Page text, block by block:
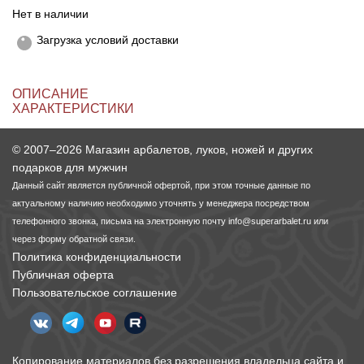
Нет в наличии
Загрузка условий доставки
ОПИСАНИЕ
ХАРАКТЕРИСТИКИ
© 2007–2026 Магазин арбалетов, луков, ножей и других
подарков для мужчин
Данный сайт является публичной офертой, при этом точные данные по
актуальному наличию необходимо уточнять у менеджера посредством
телефонного звонка, письма на электронную почту info@superarbalet.ru или
через форму обратной связи.
Политика конфиденциальности
Публичная оферта
Пользовательское соглашение
Копирование материалов без разрешения владельца сайта и
Линейки для настройки лука
Киссеры для лука
Охотничьи ножи